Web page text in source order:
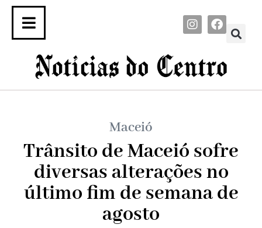
Maceió
Trânsito de Maceió sofre
diversas alterações no
último fim de semana de
agosto